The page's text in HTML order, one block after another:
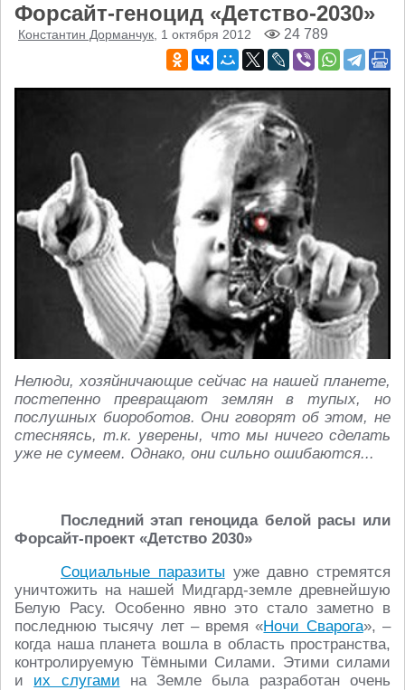
Форсайт-геноцид «Детство-2030»
Константин Дорманчук , 1 октября 2012 24 789
Нелюди, хозяйничающие сейчас на нашей планете,
постепенно превращают землян в тупых, но
послушных биороботов. Они говорят об этом, не
стесняясь, т.к. уверены, что мы ничего сделать
уже не сумеем. Однако, они сильно ошибаются...
Последний этап геноцида белой расы или
Форсайт-проект «Детство 2030»
Социальные паразиты уже давно стремятся
уничтожить на нашей Мидгард-земле древнейшую
Белую Расу. Особенно явно это стало заметно в
последнюю тысячу лет – время «Ночи Сварога», –
когда наша планета вошла в область пространства,
контролируемую Тёмными Силами. Этими силами
и их слугами на Земле была разработан очень